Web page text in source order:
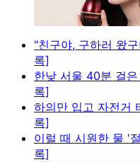
"친구야, 구하러 왔
록]
한낮 서울 40분 걸
록]
하의만 입고 자전거
록]
이럴 때 시원한 물 '
록]